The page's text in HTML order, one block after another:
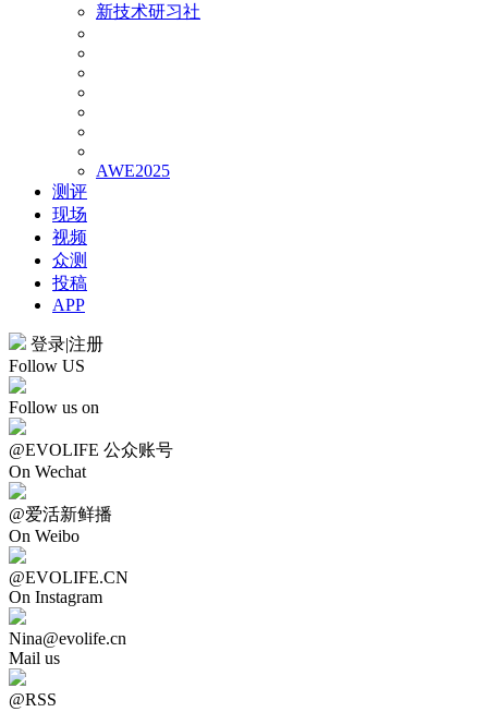
新技术研习社
AWE2025
测评
现场
视频
众测
投稿
APP
登录|注册
Follow US
Follow us on
@EVOLIFE 公众账号
On Wechat
@爱活新鲜播
On Weibo
@EVOLIFE.CN
On Instagram
Nina@evolife.cn
Mail us
@RSS